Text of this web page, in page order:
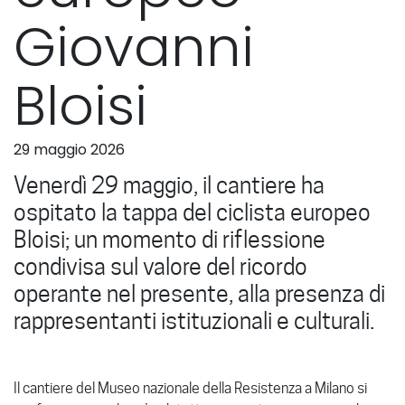
Giovanni
Bloisi
29 maggio 2026
Venerdì 29 maggio, il cantiere ha
ospitato la tappa del ciclista europeo
Bloisi; un momento di riflessione
condivisa sul valore del ricordo
operante nel presente, alla presenza di
rappresentanti istituzionali e culturali.
Il cantiere del Museo nazionale della Resistenza a Milano si